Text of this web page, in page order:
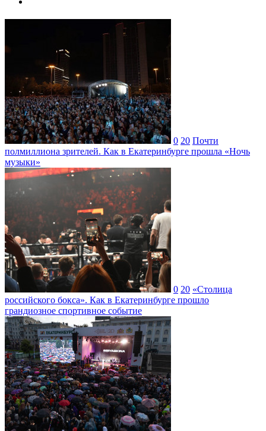
0 20 Почти
полмиллиона зрителей. Как в Екатеринбурге прошла «Ночь
музыки»
0 20 «Столица
российского бокса». Как в Екатеринбурге прошло
грандиозное спортивное событие